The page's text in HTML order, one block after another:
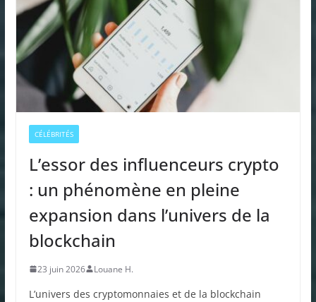
CÉLÉBRITÉS
L’essor des influenceurs crypto
: un phénomène en pleine
expansion dans l’univers de la
blockchain
23 juin 2026 Louane H.
L’univers des cryptomonnaies et de la blockchain